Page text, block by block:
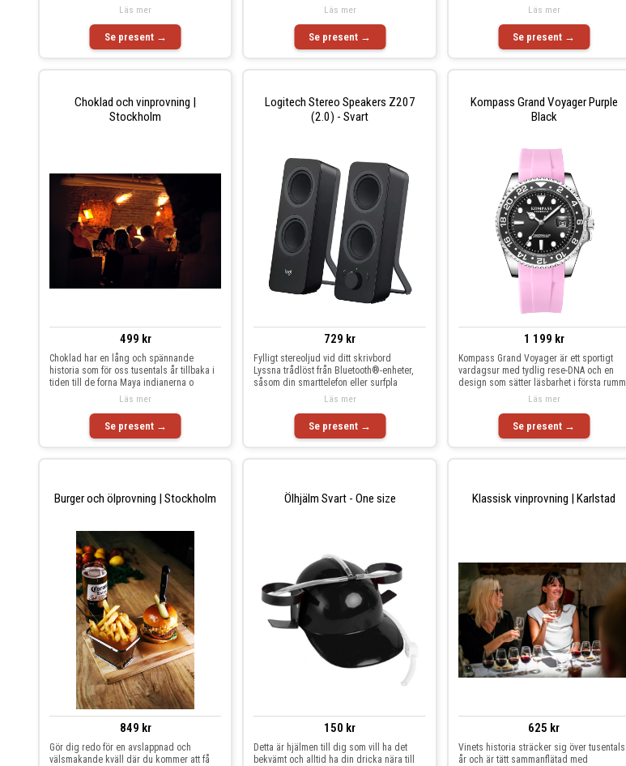
Se present →
Läs mer
Se present →
Läs mer
Se present →
Läs mer
Choklad och vinprovning |
Stockholm
499 kr
Choklad har en lång och spännande
historia som för oss tusentals år tillbaka i
tiden till de forna Maya indianerna o
Se present →
Läs mer
Logitech Stereo Speakers Z207
(2.0) - Svart
729 kr
Fylligt stereoljud vid ditt skrivbord
Lyssna trådlöst från Bluetooth®-enheter,
såsom din smarttelefon eller surfpla
Se present →
Läs mer
Kompass Grand Voyager Purple
Black
1 199 kr
Kompass Grand Voyager är ett sportigt
vardagsur med tydlig rese-DNA och en
design som sätter läsbarhet i första rumm
Se present →
Läs mer
Burger och ölprovning | Stockholm
849 kr
Gör dig redo för en avslappnad och
välsmakande kväll där du kommer att få
Ölhjälm Svart - One size
150 kr
Detta är hjälmen till dig som vill ha det
bekvämt och alltid ha din dricka nära till
Klassisk vinprovning | Karlstad
625 kr
Vinets historia sträcker sig över tusentals
år och är tätt sammanflätad med